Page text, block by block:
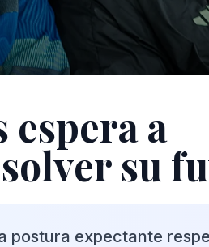
espera a
su
postura expectante